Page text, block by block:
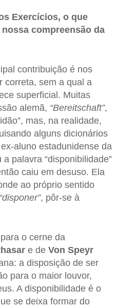
Exercícios, o que
compreensão da
contribuição é nos
correta, sem a qual a
superficial. Muitas
alemã, “Bereitschaft”,
mas, na realidade,
alguns dicionários
aluno estadunidense da
a palavra “disponibilidade”
caiu em desuso. Ela
ao próprio sentido
“disponer”, pôr-se à
o cerne da
e de Von Speyr
a disposição de ser
para o maior louvor,
A disponibilidade é o
se deixa formar do